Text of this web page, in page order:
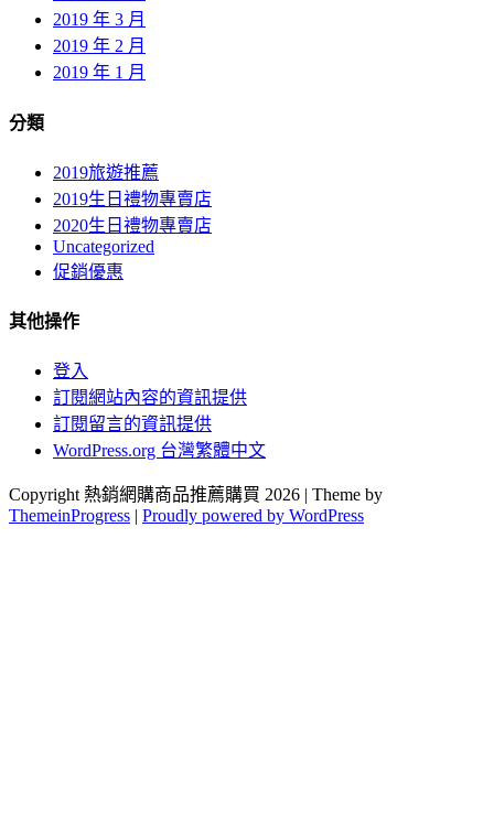
2019 年 3 月
2019 年 2 月
2019 年 1 月
分類
2019旅遊推薦
2019生日禮物專賣店
2020生日禮物專賣店
Uncategorized
促銷優惠
其他操作
登入
訂閱網站內容的資訊提供
訂閱留言的資訊提供
WordPress.org 台灣繁體中文
Copyright 熱銷網購商品推薦購買 2026 | Theme by
ThemeinProgress | Proudly powered by WordPress